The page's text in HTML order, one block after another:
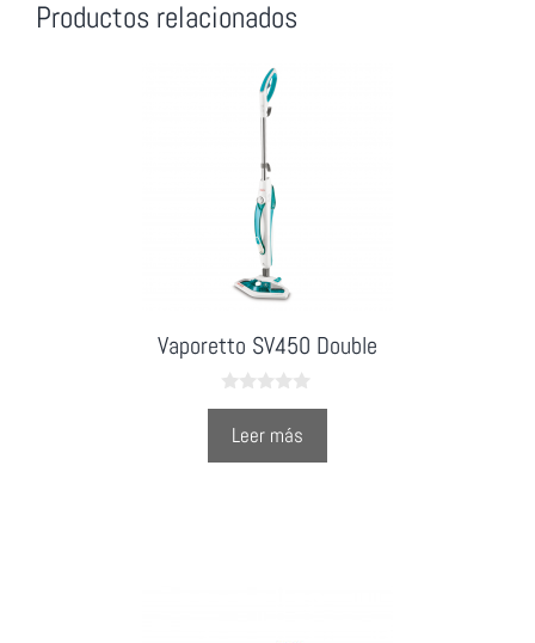
Productos relacionados
Vaporetto SV450 Double
0
Leer más